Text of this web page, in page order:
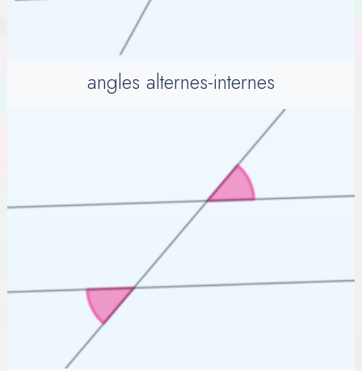
angles alternes-internes